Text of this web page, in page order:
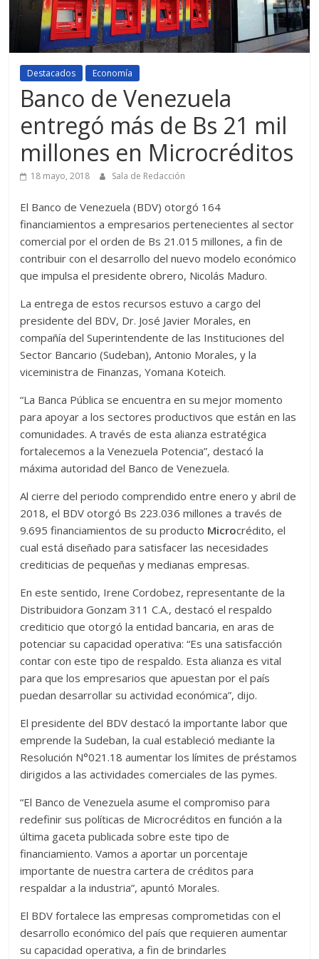
Destacados Economía
Banco de Venezuela
entregó más de Bs 21 mil
millones en Microcréditos
18 mayo, 2018 Sala de Redacción
El Banco de Venezuela (BDV) otorgó 164
financiamientos a empresarios pertenecientes al sector
comercial por el orden de Bs 21.015 millones, a fin de
contribuir con el desarrollo del nuevo modelo económico
que impulsa el presidente obrero, Nicolás Maduro.
La entrega de estos recursos estuvo a cargo del
presidente del BDV, Dr. José Javier Morales, en
compañía del Superintendente de las Instituciones del
Sector Bancario (Sudeban), Antonio Morales, y la
viceministra de Finanzas, Yomana Koteich.
“La Banca Pública se encuentra en su mejor momento
para apoyar a los sectores productivos que están en las
comunidades. A través de esta alianza estratégica
fortalecemos a la Venezuela Potencia”, destacó la
máxima autoridad del Banco de Venezuela.
Al cierre del periodo comprendido entre enero y abril de
2018, el BDV otorgó Bs 223.036 millones a través de
9.695 financiamientos de su producto Microcrédito, el
cual está diseñado para satisfacer las necesidades
crediticias de pequeñas y medianas empresas.
En este sentido, Irene Cordobez, representante de la
Distribuidora Gonzam 311 C.A., destacó el respaldo
crediticio que otorgó la entidad bancaria, en aras de
potenciar su capacidad operativa: “Es una satisfacción
contar con este tipo de respaldo. Esta alianza es vital
para que los empresarios que apuestan por el país
puedan desarrollar su actividad económica”, dijo.
El presidente del BDV destacó la importante labor que
emprende la Sudeban, la cual estableció mediante la
Resolución N°021.18 aumentar los límites de préstamos
dirigidos a las actividades comerciales de las pymes.
“El Banco de Venezuela asume el compromiso para
redefinir sus políticas de Microcréditos en función a la
última gaceta publicada sobre este tipo de
financiamiento. Vamos a aportar un porcentaje
importante de nuestra cartera de créditos para
respaldar a la industria”, apuntó Morales.
El BDV fortalece las empresas comprometidas con el
desarrollo económico del país que requieren aumentar
su capacidad operativa, a fin de brindarles